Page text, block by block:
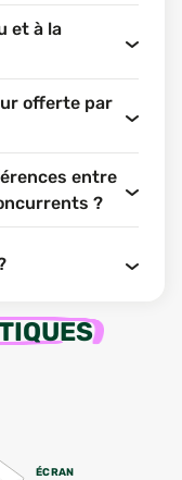
et à la
offerte par
entre
?
ÉCRAN